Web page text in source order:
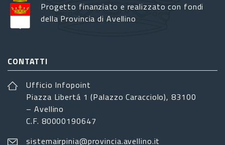
Progetto finanziato e realizzato con fondi
della Provincia di Avellino
CONTATTI
Ufficio Infopoint
Piazza Libertá 1 (Palazzo Caracciolo), 83100
– Avellino
C.F. 80000190647
sistemairpinia@provincia.avellino.it